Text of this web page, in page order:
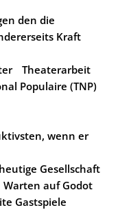
den die
Kraft
Theaterarbeit
Populaire (TNP)
wenn er
Gesellschaft
Warten auf Godot
Gastspiele